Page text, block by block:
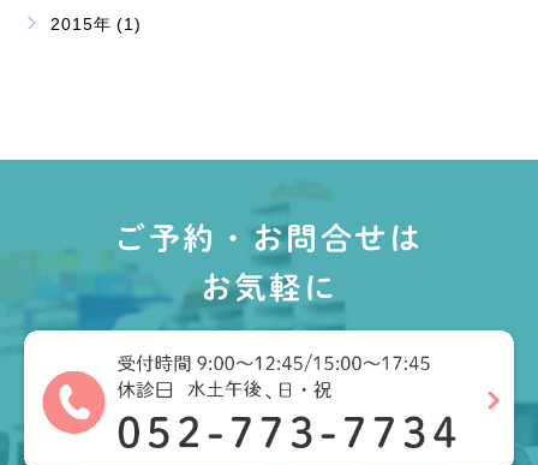
2015年 (1)
ご予約・お問合せは
お気軽に